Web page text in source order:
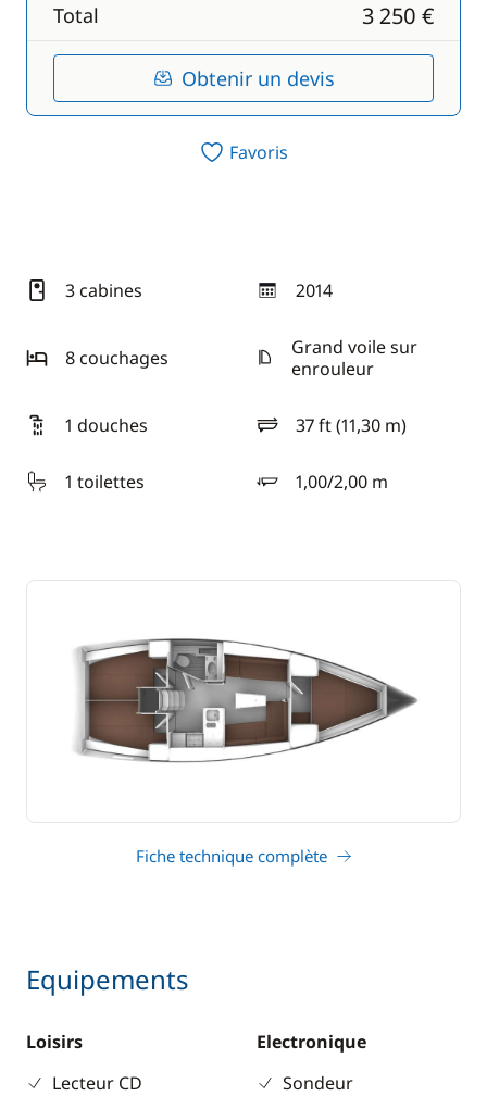
Total 3 250 €
Obtenir un devis
Favoris
3 cabines 2014
année
8 couchages
Grand voile sur
enrouleur
1 douches 37 ft (11,30 m)
longueur
1 toilettes
1,00/2,00 m
tirant d'eau
Fiche technique complète
Equipements
Loisirs
Lecteur CD
Electronique
Sondeur